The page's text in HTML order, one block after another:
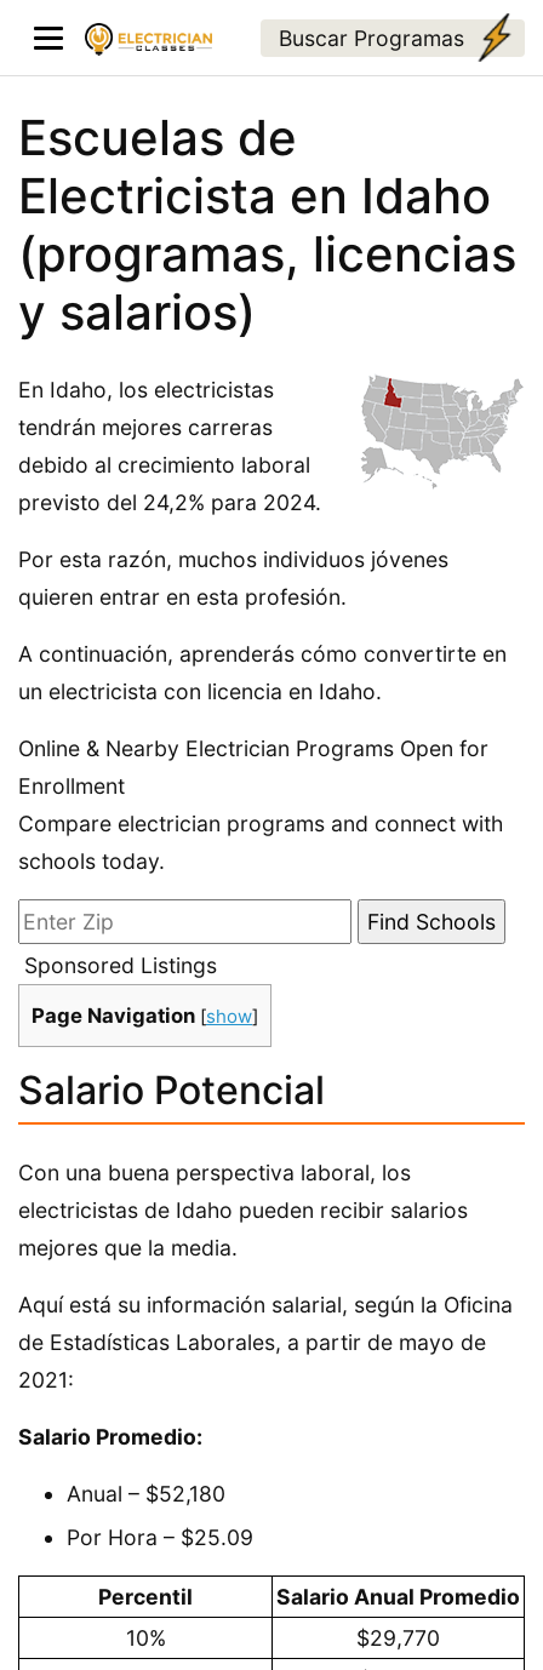
Buscar Programas
Escuelas de
Electricista en Idaho
(programas, licencias
y salarios)
En Idaho, los electricistas
tendrán mejores carreras
debido al crecimiento laboral
previsto del 24,2% para 2024.
Por esta razón, muchos individuos jóvenes
quieren entrar en esta profesión.
A continuación, aprenderás cómo convertirte en
un electricista con licencia en Idaho.
Online & Nearby Electrician Programs Open for
Enrollment
Compare electrician programs and connect with
schools today.
Sponsored Listings
Page Navigation [show]
Salario Potencial
Con una buena perspectiva laboral, los
electricistas de Idaho pueden recibir salarios
mejores que la media.
Aquí está su información salarial, según la Oficina
de Estadísticas Laborales, a partir de mayo de
2021:
Salario Promedio:
Anual – $52,180
Por Hora – $25.09
Percentil
Salario Anual Promedio
10%
$29,770